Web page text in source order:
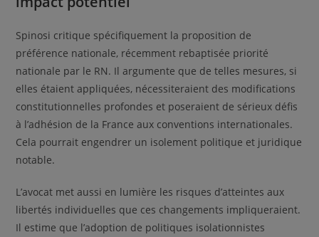
Spinosi critique spécifiquement la proposition de
préférence nationale, récemment rebaptisée priorité
nationale par le RN. Il argumente que de telles mesures, si
elles étaient appliquées, nécessiteraient des modifications
constitutionnelles profondes et poseraient de sérieux défis
à l’adhésion de la France aux conventions internationales.
Cela pourrait engendrer un isolement politique et juridique
notable.
L’avocat met aussi en lumière les risques d’atteintes aux
libertés individuelles que ces changements impliqueraient.
Il estime que l’adoption de politiques isolationnistes